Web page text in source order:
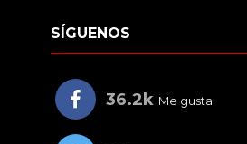
SÍGUENOS
36.2k Me gusta